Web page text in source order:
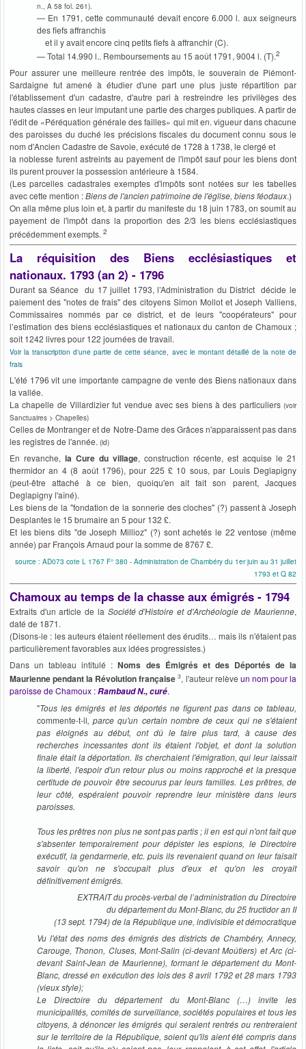
n., A 58 fol. 261).
— En 1791, cette communauté devait encore 6.000 l. aux seigneurs
des fiefs affranchis
et il y avait encore cinq petits fiefs à affranchir (C).
— Total 14.990 l.. Remboursements au 15 août 1791, 9004 l. (T).2
Pour assurer une meilleure rentrée des impôts, le souverain de Piémont-
Sardaigne fut amené à étudier d'une part une plus juste répartition par
l'établissement d'un cadastre, d'autre pari à restreindre les privilèges des
hautes classes en leur imputant une partie des charges publiques. A partir de
l'édit de «Péréquation générale des failles» qui mit en. vigueur dans chacune
des paroisses du duché les précisions fiscales du document connu sous le
nom d'Ancien Cadastre de Savoie, exécuté de 1728 à 1738, le clergé et
la noblesse furent astreints au payement de l'impôt sauf pour les biens dont
ils purent prouver la possession antérieure à 1584.
(Les parcelles cadastrales exemptes d'impôts sont notées sur les tabelles
avec cette mention :Biens de l'ancien patrimoine de l'église, biens féodaux.)
On alla même plus loin et, à partir du manifeste du 18 juin 1783, on soumit au
payement de l'impôt dans la proportion des 2/3 les biens ecclésiastiques
précédemment exempts. 2
La réquisition des Biens ecclésiastiques et
nationaux. 1793 (an 2) - 1796
Durant sa Séance du 17 juillet 1793, l’Administration du District décide le
paiement des "notes de frais" des citoyens Simon Mollot et Joseph Valliens,
Commissaires nommés par ce district, et de leurs "coopérateurs" pour
l’estimation des biens ecclésiastiques et nationaux du canton de Chamoux ;
soit 1242 livres pour 122 journées de travail.
Voir la transcription d'une partie de cette séance, avec le montant détaillé de la note de
frais
L'été 1796 vit une importante campagne de vente des Biens nationaux dans
la vallée.
La chapelle de Villardizier fut vendue avec ses biens à des particuliers (voir
Sanctuaires > Chapelles)
Celles de Montranger et de Notre-Dame des Grâces n'apparaissent pas dans
les registres de l'année. (id)
En revanche, la Cure du village, construction récente, est acquise le 21
thermidor an 4 (8 août 1796), pour 225 £ 10 sous, par Louis Deglapigny
(peut-être attaché à ce bien, quoiqu'en ait fait son parent, Jacques
Deglapigny l'aîné).
Les biens de la "fondation de la sonnerie des cloches" (?) passent à Joseph
Desplantes le 15 brumaire an 5 pour 132 £.
Et les biens dits "de Joseph Millioz" (?) sont achetés le 22 ventose (même
année) par François Arnaud pour la somme de 8767 £.
source : AD073 cote L 1767 F° 380 - Administration de Chambéry du 1er juin au 31 juillet
1793 et Q 82
Chamoux au temps de la chasse aux émigrés - 1794
Extraits d'un article de la Société d'Histoire et d'Archéologie de Maurienne,
daté de 1871.
(Disons-le : les auteurs étaient réellement des érudits… mais ils n'étaient pas
particulièrement favorables aux idées progressistes.)
Dans un tableau intitulé : Noms des Émigrés et des Déportés de la
Maurienne pendant la Révolution française3, l'auteur relève un nom pour la
paroisse de Chamoux :Rambaud N., curé.
"Tous les émigrés et les déportés ne figurent pas dans ce tableau,
commente-t-il, parce qu'un certain nombre de ceux qui ne s'étaient
pas éloignés au début, ont dû le faire plus tard, à cause des
recherches incessantes dont ils étaient l'objet, et dont la solution
finale était la déportation. Ils cherchaient l'émigration, qui leur laissait
la liberté, l'espoir d'un retour plus ou moins rapproché et la presque
certitude de pouvoir être secourus par leurs familles. Les prêtres, de
leur côté, espéraient pouvoir reprendre leur ministère dans leurs
paroisses.
Tous les prêtres non plus ne sont pas partis ; il en est qui n'ont fait que
s'absenter temporairement pour dépister les espions, le Directoire
exécutif, la gendarmerie, etc. puis ils revenaient quand on leur faisait
savoir qu'on ne s'occupait plus d'eux et qu'on les croyait
définitivement émigrés.
EXTRAIT du procès-verbal de l’administration du Directoire
du département du Mont-Blanc, du 25 fructidor an II
(13 sept. 1794) de la République une, indivisible et démocratique
Vu l'état des noms des émigrés des districts de Chambéry, Annecy,
Carouge, Thonon, Cluses, Mont-Salin (ci-devant Moûtiers) et Arc (ci-
devant Saint-Jean de Maurienne), formant le département du Mont-
Blanc, dressé en exécution des lois des 8 avril 1792 et 28 mars 1793
(vieux style);
Le Directoire du département du Mont-Blanc (…) invite les
municipalités, comités de surveillance, sociétés populaires et tous les
citoyens, à dénoncer les émigrés qui seraient rentrés ou rentreraient
sur le territoire de la République, soient qu'ils aient été compris dans